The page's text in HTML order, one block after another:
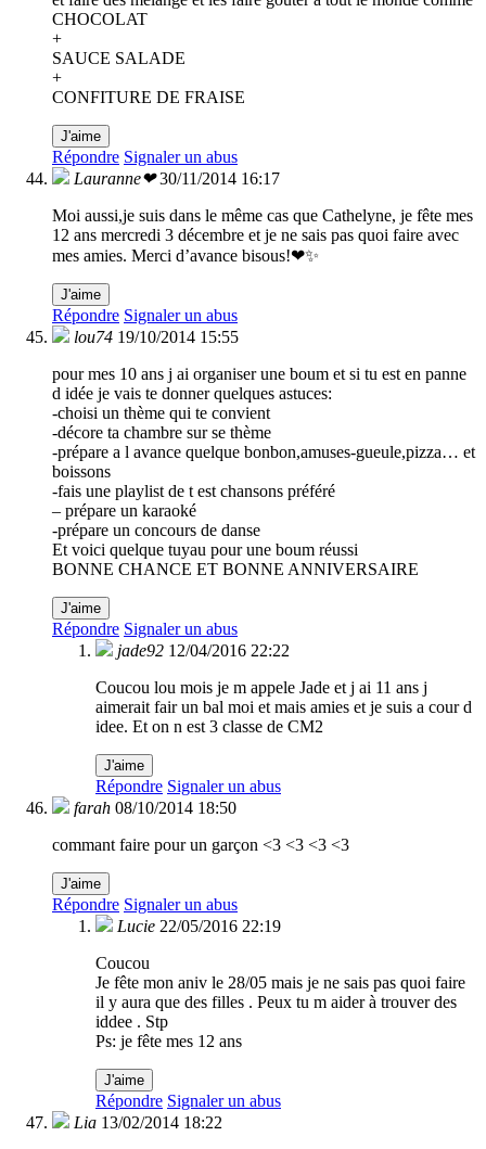
CHOCOLAT
+
SAUCE SALADE
+
CONFITURE DE FRAISE
J'aime
Répondre Signaler un abus
Lauranne❤ 30/11/2014 16:17
Moi aussi,je suis dans le même cas que Cathelyne, je fête mes
12 ans mercredi 3 décembre et je ne sais pas quoi faire avec
mes amies. Merci d’avance bisous!❤✨
J'aime
Répondre Signaler un abus
lou74 19/10/2014 15:55
pour mes 10 ans j ai organiser une boum et si tu est en panne
d idée je vais te donner quelques astuces:
-choisi un thème qui te convient
-décore ta chambre sur se thème
-prépare a l avance quelque bonbon,amuses-gueule,pizza… et
boissons
-fais une playlist de t est chansons préféré
– prépare un karaoké
-prépare un concours de danse
Et voici quelque tuyau pour une boum réussi
BONNE CHANCE ET BONNE ANNIVERSAIRE
J'aime
Répondre Signaler un abus
jade92 12/04/2016 22:22
Coucou lou mois je m appele Jade et j ai 11 ans j
aimerait fair un bal moi et mais amies et je suis a cour d
idee. Et on n est 3 classe de CM2
J'aime
Répondre Signaler un abus
farah 08/10/2014 18:50
commant faire pour un garçon <3 <3 <3 <3
J'aime
Répondre Signaler un abus
Lucie 22/05/2016 22:19
Coucou
Je fête mon aniv le 28/05 mais je ne sais pas quoi faire
il y aura que des filles . Peux tu m aider à trouver des
iddee . Stp
Ps: je fête mes 12 ans
J'aime
Répondre Signaler un abus
Lia 13/02/2014 18:22